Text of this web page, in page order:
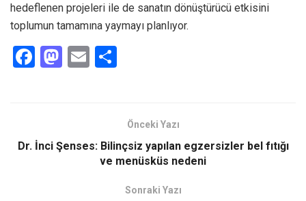
hedeflenen projeleri ile de sanatın dönüştürücü etkisini
toplumun tamamına yaymayı planlıyor.
F
o
M
d
E
Önceki Yazı
Dr. İnci Şenses: Bilinçsiz yapılan egzersizler bel fıtığı
ve menüsküs nedeni
Sonraki Yazı